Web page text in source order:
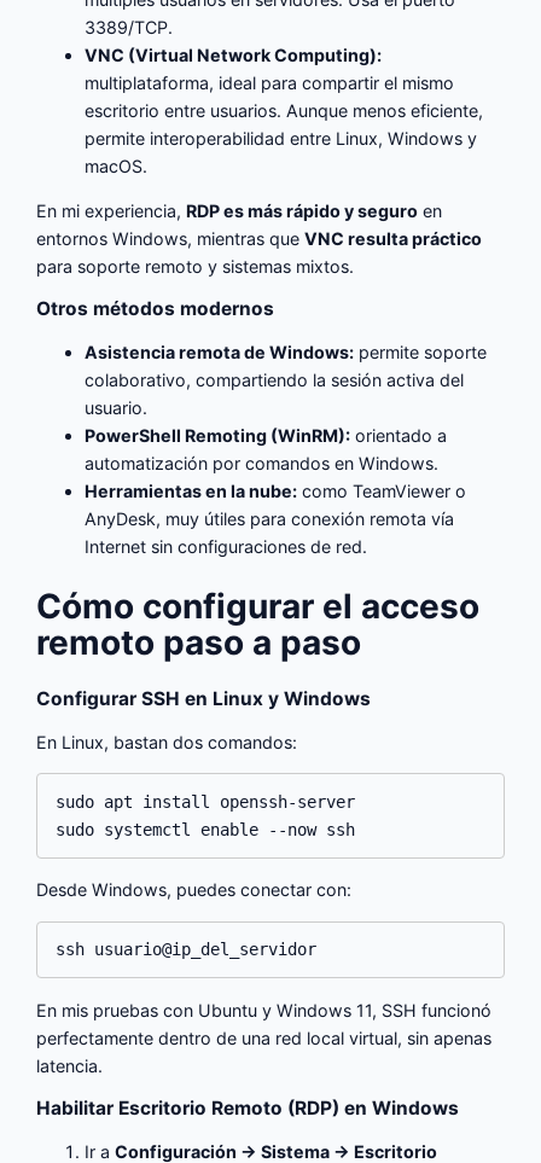
3389/TCP.
VNC (Virtual Network Computing):
multiplataforma, ideal para compartir el mismo
escritorio entre usuarios. Aunque menos eficiente,
permite interoperabilidad entre Linux, Windows y
macOS.
En mi experiencia,RDP es más rápido y seguro en
entornos Windows, mientras queVNC resulta práctico
para soporte remoto y sistemas mixtos.
Otros métodos modernos
Asistencia remota de Windows: permite soporte
colaborativo, compartiendo la sesión activa del
usuario.
PowerShell Remoting (WinRM): orientado a
automatización por comandos en Windows.
Herramientas en la nube: como TeamViewer o
AnyDesk, muy útiles para conexión remota vía
Internet sin configuraciones de red.
Cómo configurar el acceso
remoto paso a paso
Configurar SSH en Linux y Windows
En Linux, bastan dos comandos:
sudo apt install openssh-server
sudo systemctl enable --now ssh
Desde Windows, puedes conectar con:
ssh usuario@ip_del_servidor
En mis pruebas con Ubuntu y Windows 11, SSH funcionó
perfectamente dentro de una red local virtual, sin apenas
latencia.
Habilitar Escritorio Remoto (RDP) en Windows
Ir aConfiguración → Sistema → Escritorio